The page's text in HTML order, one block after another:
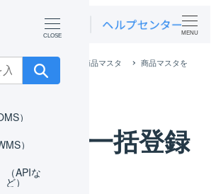
）
）
（APIな
ど）
MENU
ント マスタ 商品マスタ
商品マスタを
スタを一括登録
する